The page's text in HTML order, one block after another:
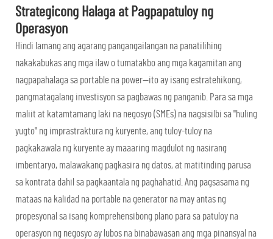
Strategicong Halaga at Pagpapatuloy ng
Operasyon
Hindi lamang ang agarang pangangailangan na panatilihing
nakakabukas ang mga ilaw o tumatakbo ang mga kagamitan ang
nagpapahalaga sa portable na power—ito ay isang estratehikong,
pangmatagalang investisyon sa pagbawas ng panganib. Para sa mga
maliit at katamtamang laki na negosyo (SMEs) na nagsisilbi sa "huling
yugto" ng imprastraktura ng kuryente, ang tuloy-tuloy na
pagkakawala ng kuryente ay maaaring magdulot ng nasirang
imbentaryo, malawakang pagkasira ng datos, at matitinding parusa
sa kontrata dahil sa pagkaantala ng paghahatid. Ang pagsasama ng
mataas na kalidad na portable na generator na may antas ng
propesyonal sa isang komprehensibong plano para sa patuloy na
operasyon ng negosyo ay lubos na binabawasan ang mga pinansyal na